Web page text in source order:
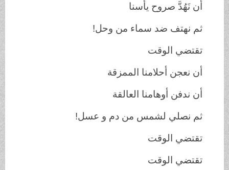
أن نَهُدَّ صروح يأسنا
ثم نهتف ضد سماء من وحل!
تقتضي الوقت
أن نعجن أحلامنا الممزقة
أن ندفن أوهامنا العالقة
ثم نصلي لشمس من دم و عسل!
تقتضي الوقت
تقتضي الوقت